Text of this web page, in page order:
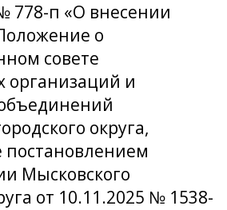
778-п «О внесении
о
совете
организаций и
округа,
Мысковского
от 10.11.2025 № 1538-